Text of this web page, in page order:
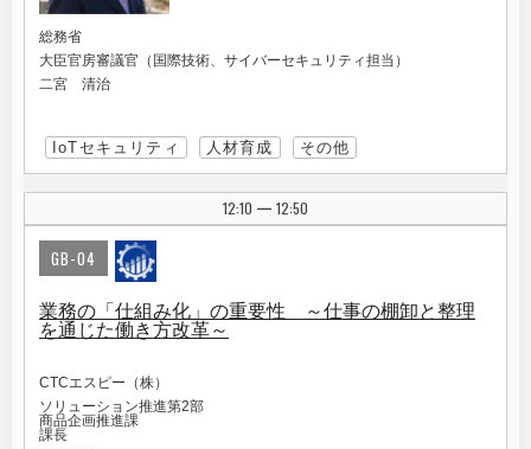
総務省
大臣官房審議官（国際技術、サイバーセキュリティ担当）
二宮 清治
IoTセキュリティ 人材育成 その他
12:10 | 12:50
GB-04
業務の「仕組み化」の重要性 ～仕事の棚卸と整理
を通じた働き方改革～
CTCエスピー（株）
ソリューション推進第2部
商品企画推進課
課長